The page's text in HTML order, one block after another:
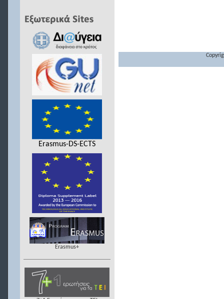
Erasmus-DS-ECTS
Erasmus+